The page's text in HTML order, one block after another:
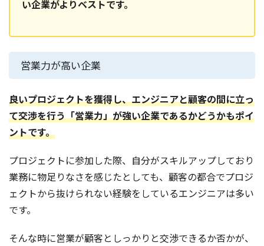
い企業がよりベストです。
営業力が高い企業
良いプロジェクトを獲得し、エンジニアと顧客の間に立っ
て交渉を行う「営業力」が強い企業であるかどうかもポイ
ントです。
プロジェクトに参加した際、自分がスキルアップしており
業務に物足りなさを感じたとしても、顧客の都合でプロジ
ェクトから抜けられない経験をしているエンジニアは多い
です。
そんな時に営業が顧客としっかりと交渉できるか否かが、